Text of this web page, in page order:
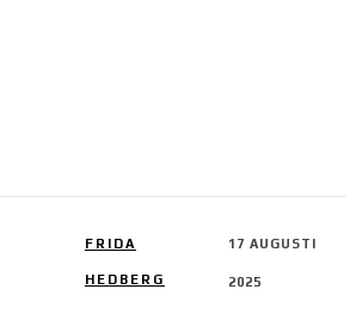
FRIDA
HEDBERG
17 AUGUSTI
2025